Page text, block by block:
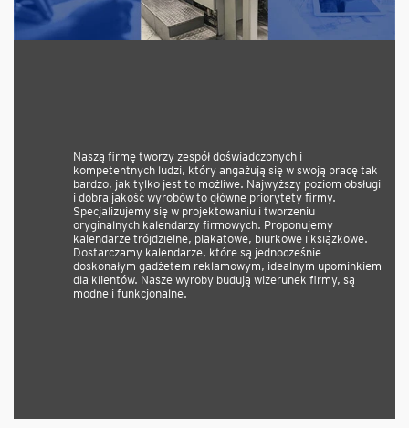
Naszą firmę tworzy zespół doświadczonych i
kompetentnych ludzi, który angażują się w swoją pracę tak
bardzo, jak tylko jest to możliwe. Najwyższy poziom obsługi
i dobra jakość wyrobów to główne priorytety firmy.
Specjalizujemy się w projektowaniu i tworzeniu
oryginalnych kalendarzy firmowych. Proponujemy
kalendarze trójdzielne, plakatowe, biurkowe i książkowe.
Dostarczamy kalendarze, które są jednocześnie
doskonałym gadżetem reklamowym, idealnym upominkiem
dla klientów. Nasze wyroby budują wizerunek firmy, są
modne i funkcjonalne.